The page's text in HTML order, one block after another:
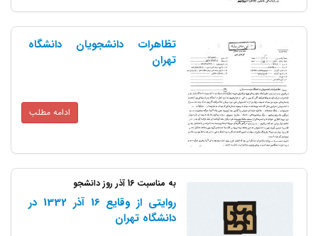
تظاهرات دانشجویان دانشگاه
تهران
به مناسبت 16 آذر روز دانشجو
روایتی از وقایع 16 آذر 1332 در
دانشگاه تهران